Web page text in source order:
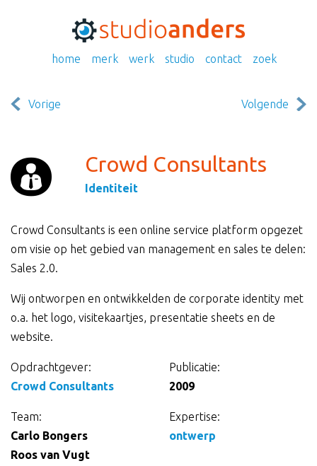
home merk werk studio contact zoek
Vorige Volgende
Crowd Consultants
Identiteit
Crowd Consultants is een online service platform opgezet
om visie op het gebied van management en sales te delen:
Sales 2.0.
Wij ontworpen en ontwikkelden de corporate identity met
o.a. het logo, visitekaartjes, presentatie sheets en de
website.
Gegevens
over
de
Opdrachtgever:
Crowd Consultants
Publicatie:
2009
Team:
Carlo Bongers
Roos van Vugt
Expertise:
ontwerp